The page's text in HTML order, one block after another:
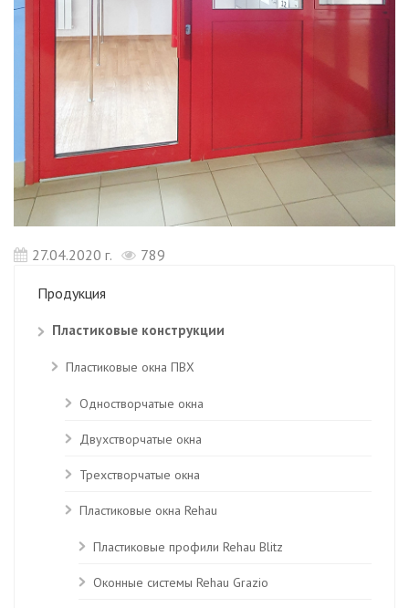
27.04.2020 г. 789
Продукция
Пластиковые конструкции
Пластиковые окна ПВХ
Одностворчатые окна
Двухстворчатые окна
Трехстворчатые окна
Пластиковые окна Rehau
Пластиковые профили Rehau Blitz
Оконные системы Rehau Grazio